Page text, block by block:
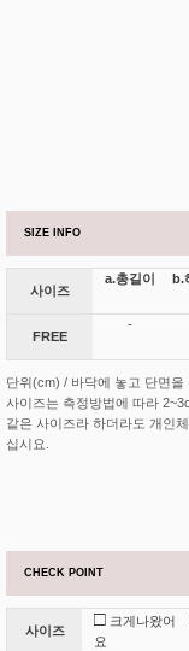
SIZE INFO
사이즈
a.총길이 b.
FREE
-
단위(cm) / 바닥에 놓고 단면을
사이즈는 측정방법에 따라
같은 사이즈라 하더라도 개인
십시요.
CHECK POINT
사이즈
□ 크게나왔어
요